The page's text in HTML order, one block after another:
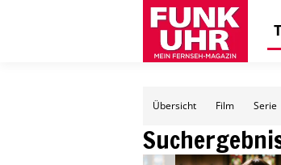
Übersicht Film Serie